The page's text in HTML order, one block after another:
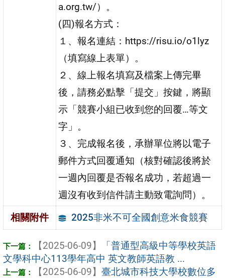
a.org.tw/）。
(四)報名方式：
１、報名連結：https://risu.io/o1lyz
（填寫線上表單）。
２、線上報名填寫及檔案上傳完畢
後，請務必點擊「提交」按鍵，將顯
示「競賽小組已收到您的回覆…等文
字」。
３、完成報名後，承辦單位將以電子
郵件方式回覆通知（核對確認後將於
一週內回覆是否報名成功，若超過一
週沒有收到信件請主動致電詢問）。
相關附件
2025非米不可全國創意米食競賽
【2025-06-09】
「普通型高級中等學校英語
文學科中心113學年高中 英文教師英語教 ...
【2025-06-09】 臺北城市科技大學校數位多